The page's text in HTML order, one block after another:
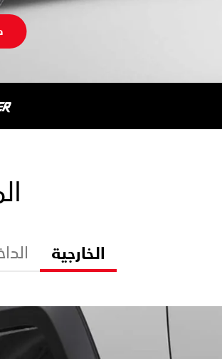
الخارجية